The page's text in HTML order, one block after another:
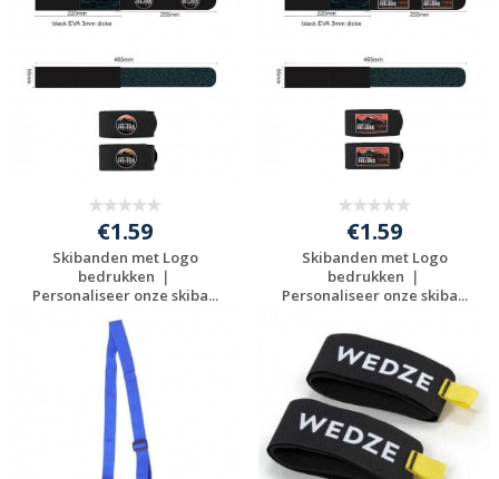
€1.59
Skibanden met Logo
bedrukken ｜
Personaliseer onze skiba...
Gratis offerte
aanvragen
€1.59
Skibanden met Logo
bedrukken ｜
Personaliseer onze skiba...
Gratis offerte
aanvragen